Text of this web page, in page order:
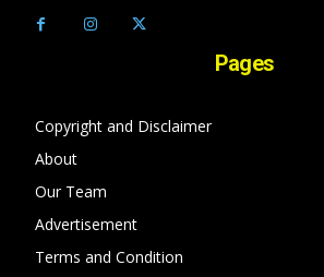
Pages
Copyright and Disclaimer
About
Our Team
Advertisement
Terms and Condition